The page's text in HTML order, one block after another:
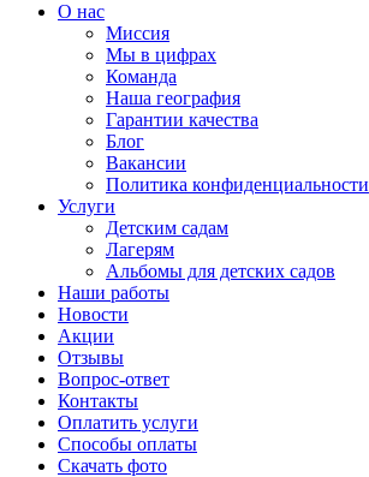
О нас
Миссия
Мы в цифрах
Команда
Наша география
Гарантии качества
Блог
Вакансии
Политика конфиденциальности
Услуги
Детским садам
Лагерям
Альбомы для детских садов
Наши работы
Новости
Акции
Отзывы
Вопрос-ответ
Контакты
Оплатить услуги
Способы оплаты
Скачать фото